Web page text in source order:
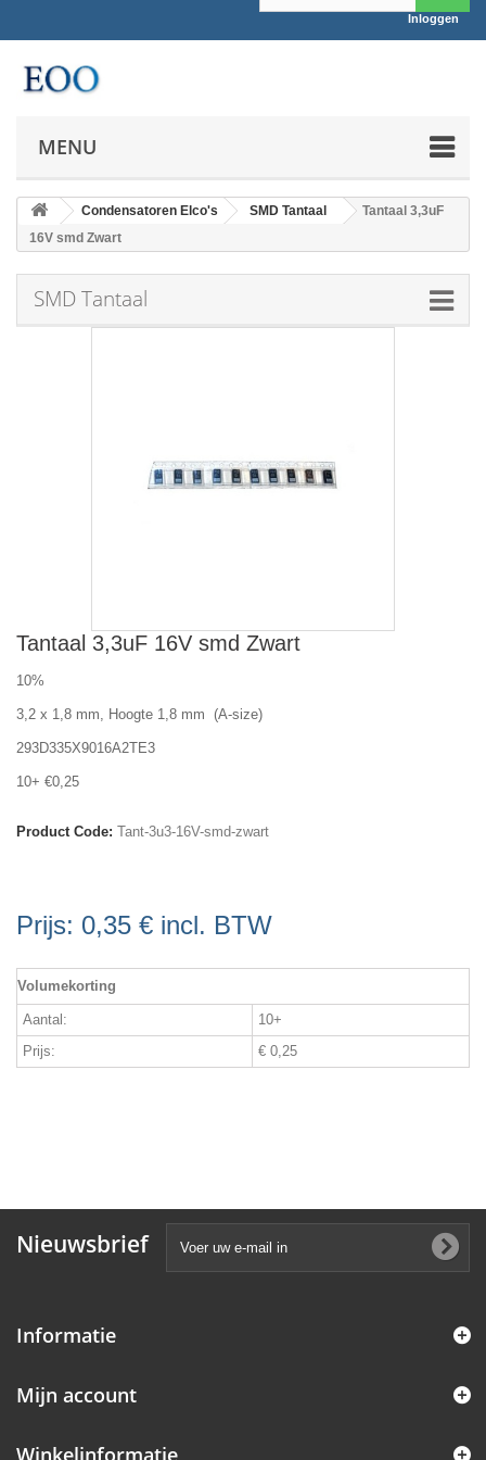
Inloggen
MENU
Condensatoren Elco's SMD Tantaal
Tantaal 3,3uF
16V smd Zwart
SMD Tantaal
Tantaal 3,3uF 16V smd Zwart
10%
3,2 x 1,8 mm, Hoogte 1,8 mm (A-size)
293D335X9016A2TE3
10+ €0,25
Product Code: Tant-3u3-16V-smd-zwart
Prijs: 0,35 € incl. BTW
Volumekorting
Aantal:
10+
Prijs:
€ 0,25
Nieuwsbrief
Informatie
Mijn account
Winkelinformatie